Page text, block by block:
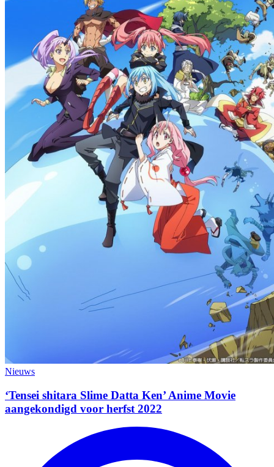
Nieuws
‘Tensei shitara Slime Datta Ken’ Anime Movie
aangekondigd voor herfst 2022